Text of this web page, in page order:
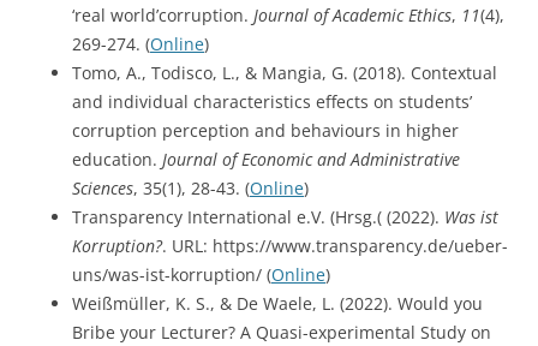
‘real world’corruption. Journal of Academic Ethics, 11(4),
269-274. (Online)
Tomo, A., Todisco, L., & Mangia, G. (2018). Contextual
and individual characteristics effects on students’
corruption perception and behaviours in higher
education. Journal of Economic and Administrative
Sciences, 35(1), 28-43. (Online)
Transparency International e.V. (Hrsg.( (2022). Was ist
Korruption?. URL: https://www.transparency.de/ueber-
uns/was-ist-korruption/ (Online)
Weißmüller, K. S., & De Waele, L. (2022). Would you
Bribe your Lecturer? A Quasi-experimental Study on